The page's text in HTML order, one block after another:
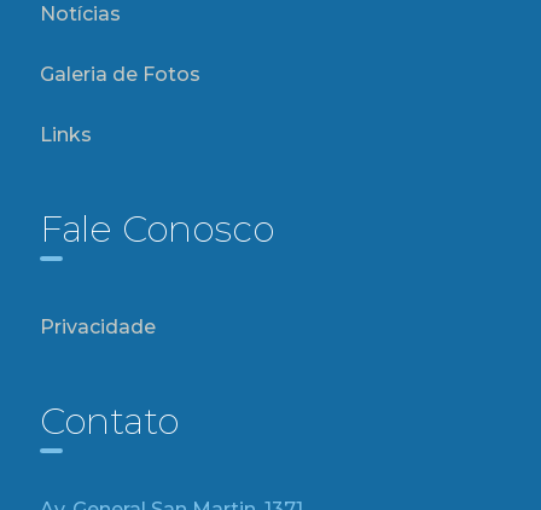
Notícias
Galeria de Fotos
Links
Fale Conosco
Privacidade
Contato